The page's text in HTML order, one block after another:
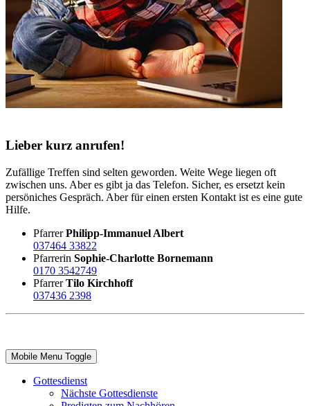
Lieber kurz anrufen!
Zufällige Treffen sind selten geworden. Weite Wege liegen oft
zwischen uns. Aber es gibt ja das Telefon. Sicher, es ersetzt kein
persöniches Gespräch. Aber für einen ersten Kontakt ist es eine gute
Hilfe.
PfarrerPhilipp-Immanuel Albert
037464 33822
Pfarrerin Sophie-Charlotte Bornemann
0170 3542749
PfarrerTilo Kirchhoff
037436 2398
Mobile Menu Toggle
Gottesdienst
Nächste Gottesdienste